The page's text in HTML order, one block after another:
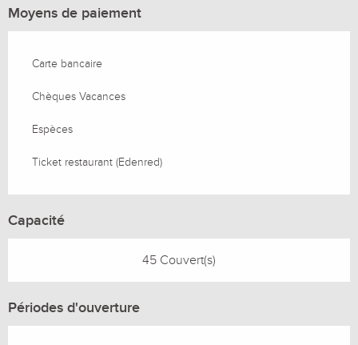
Moyens de paiement
Carte bancaire
Chèques Vacances
Espèces
Ticket restaurant (Edenred)
Capacité
45 Couvert(s)
Périodes d'ouverture